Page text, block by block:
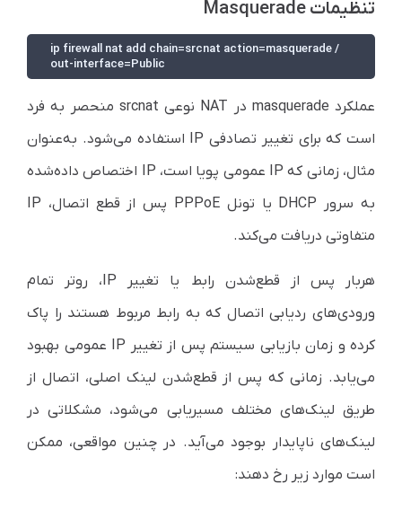
تنظیمات Masquerade
/ip firewall nat add chain=srcnat action=masquerade
out-interface=Public
عملکرد masquerade در NAT نوعی srcnat منحصر به فرد
است که برای تغییر تصادفی IP استفاده می‌شود. به‌عنوان
مثال، زمانی که IP عمومی پویا است، IP اختصاص داده‌شده
به سرور DHCP یا تونل PPPoE پس از قطع اتصال، IP
متفاوتی دریافت می‌کند.
هر‌بار پس از قطع‌شدن رابط یا تغییر IP، روتر تمام
ورودی‌های ردیابی اتصال که به رابط مربوط هستند را پاک
کرده و زمان بازیابی سیستم پس از تغییر IP عمومی بهبود
می‌یابد. زمانی که پس از قطع‌شدن لینک اصلی، اتصال از
طریق لینک‌های مختلف مسیریابی می‌شود، مشکلاتی در
لینک‌های ناپایدار بوجود می‌آید. در چنین مواقعی، ممکن
است موارد زیر رخ دهند: